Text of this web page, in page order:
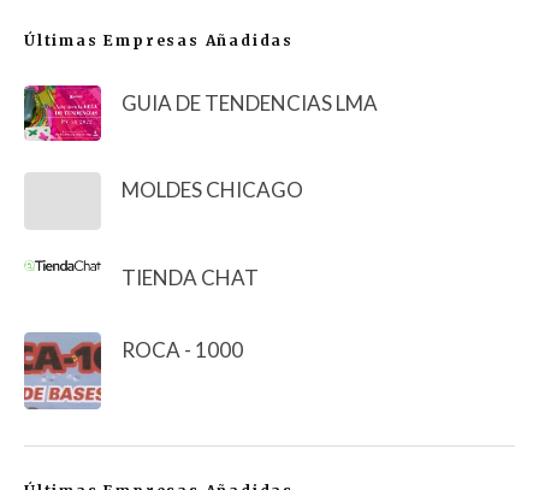
Últimas Empresas Añadidas
GUIA DE TENDENCIAS LMA
MOLDES CHICAGO
TIENDA CHAT
ROCA - 1000